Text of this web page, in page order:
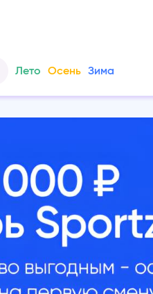
Лето Осень Зима